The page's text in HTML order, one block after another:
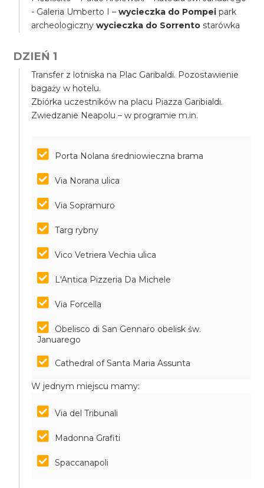
- Galeria Umberto I –wycieczka do Pompeipark
archeologicznywycieczka do Sorrento starówka
DZIEŃ 1
Transfer z lotniska na Plac Garibaldi. Pozostawienie
bagaży w hotelu.
Zbiórka uczestników na placu Piazza Garibialdi.
Zwiedzanie Neapolu – w programie m.in.
Porta Nolana średniowieczna brama
Via Norana ulica
Via Sopramuro
Targ rybny
Vico Vetriera Vechia ulica
L'Antica Pizzeria Da Michele
Via Forcella
Obelisco di San Gennaro obelisk św.
Januarego
Cathedral of Santa Maria Assunta
W jednym miejscu mamy:
Via del Tribunali
Madonna Grafiti
Spaccanapoli